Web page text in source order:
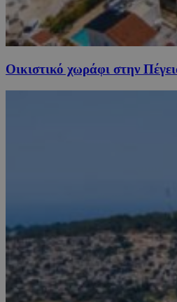
Οικιστικό χωράφι στην